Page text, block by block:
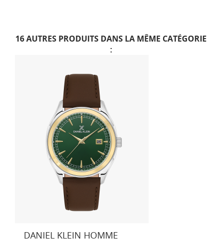
16 AUTRES PRODUITS DANS LA MÊME CATÉGORIE
:
DANIEL KLEIN HOMME